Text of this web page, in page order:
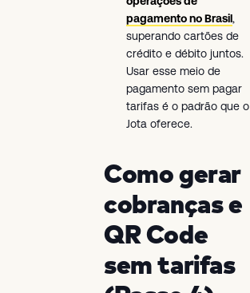
pagamento no Brasil,
superando cartões de
crédito e débito juntos.
Usar esse meio de
pagamento sem pagar
tarifas é o padrão que o
Jota oferece.
Como gerar
cobranças e
QR Code
sem tarifas